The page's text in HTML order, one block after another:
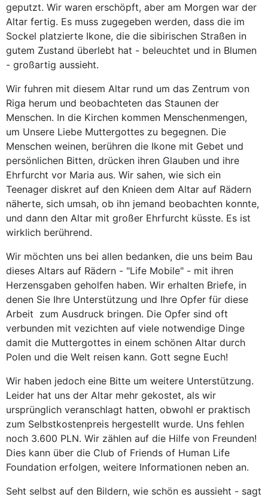
geputzt. Wir waren erschöpft, aber am Morgen war der
Altar fertig. Es muss zugegeben werden, dass die im
Sockel platzierte Ikone, die die sibirischen Straßen in
gutem Zustand überlebt hat - beleuchtet und in Blumen
- großartig aussieht.
Wir fuhren mit diesem Altar rund um das Zentrum von
Riga herum und beobachteten das Staunen der
Menschen. In die Kirchen kommen Menschenmengen,
um Unsere Liebe Muttergottes zu begegnen. Die
Menschen weinen, berühren die Ikone mit Gebet und
persönlichen Bitten, drücken ihren Glauben und ihre
Ehrfurcht vor Maria aus. Wir sahen, wie sich ein
Teenager diskret auf den Knieen dem Altar auf Rädern
näherte, sich umsah, ob ihn jemand beobachten konnte,
und dann den Altar mit großer Ehrfurcht küsste. Es ist
wirklich berührend.
Wir möchten uns bei allen bedanken, die uns beim Bau
dieses Altars auf Rädern - "Life Mobile" - mit ihren
Herzensgaben geholfen haben. Wir erhalten Briefe, in
denen Sie Ihre Unterstützung und Ihre Opfer für diese
Arbeit zum Ausdruck bringen. Die Opfer sind oft
verbunden mit vezichten auf viele notwendige Dinge
damit die Muttergottes in einem schönen Altar durch
Polen und die Welt reisen kann. Gott segne Euch!
Wir haben jedoch eine Bitte um weitere Unterstützung.
Leider hat uns der Altar mehr gekostet, als wir
ursprünglich veranschlagt hatten, obwohl er praktisch
zum Selbstkostenpreis hergestellt wurde. Uns fehlen
noch 3.600 PLN. Wir zählen auf die Hilfe von Freunden!
Dies kann über die Club of Friends of Human Life
Foundation erfolgen, weitere Informationen neben an.
Seht selbst auf den Bildern, wie schön es aussieht - sagt